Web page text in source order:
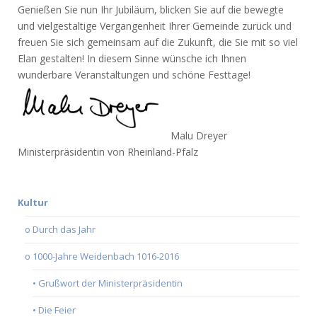
Genießen Sie nun Ihr Jubiläum, blicken Sie auf die bewegte
und vielgestaltige Vergangenheit Ihrer Gemeinde zurück und
freuen Sie sich gemeinsam auf die Zukunft, die Sie mit so viel
Elan gestalten! In diesem Sinne wünsche ich Ihnen
wunderbare Veranstaltungen und schöne Festtage!
Malu Dreyer
Ministerpräsidentin von Rheinland-Pfalz
Kultur
o Durch das Jahr
o 1000-Jahre Weidenbach 1016-2016
• Grußwort der Ministerpräsidentin
• Die Feier